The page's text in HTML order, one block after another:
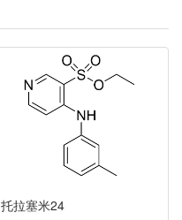
托拉塞米24